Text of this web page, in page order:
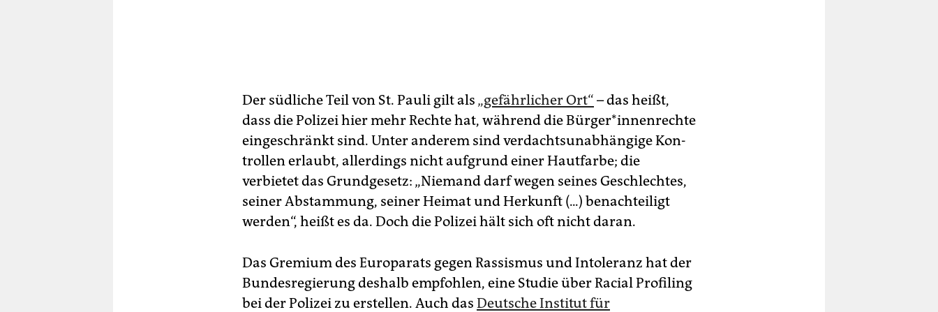
Der südliche Teil von St. Pauli gilt als „gefährlicher Ort“ – das heißt,
dass die Polizei hier mehr Rechte hat, während die Bürger*innenrechte
eingeschränkt sind. Unter anderem sind verdachtsunabhängige Kon­
trollen erlaubt, allerdings nicht aufgrund einer Hautfarbe; die
verbietet das Grundgesetz: „Niemand darf wegen seines Geschlechtes,
seiner Abstammung, seiner Heimat und Herkunft (...) benachteiligt
werden“, heißt es da. Doch die Polizei hält sich oft nicht daran.
Das Gremium des Europarats gegen Rassismus und Intoleranz hat der
Bundesregierung deshalb empfohlen, eine Studie über Racial Profiling
bei der Polizei zu erstellen. Auch das Deutsche Institut für